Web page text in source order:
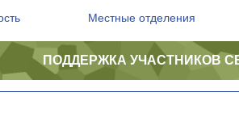
Местные отделения
ПОДДЕРЖКА УЧАСТНИКОВ